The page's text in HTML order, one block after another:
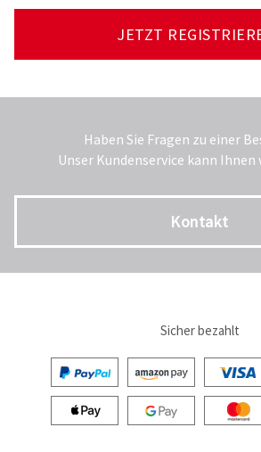
JETZT
Haben Sie Fragen zu einer
Unser Kundenservice kann
Kontakt
Sicher bezahlt